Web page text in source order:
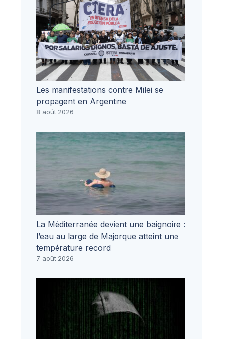
Les manifestations contre Milei se
propagent en Argentine
8 août 2026
La Méditerranée devient une baignoire :
l’eau au large de Majorque atteint une
température record
7 août 2026